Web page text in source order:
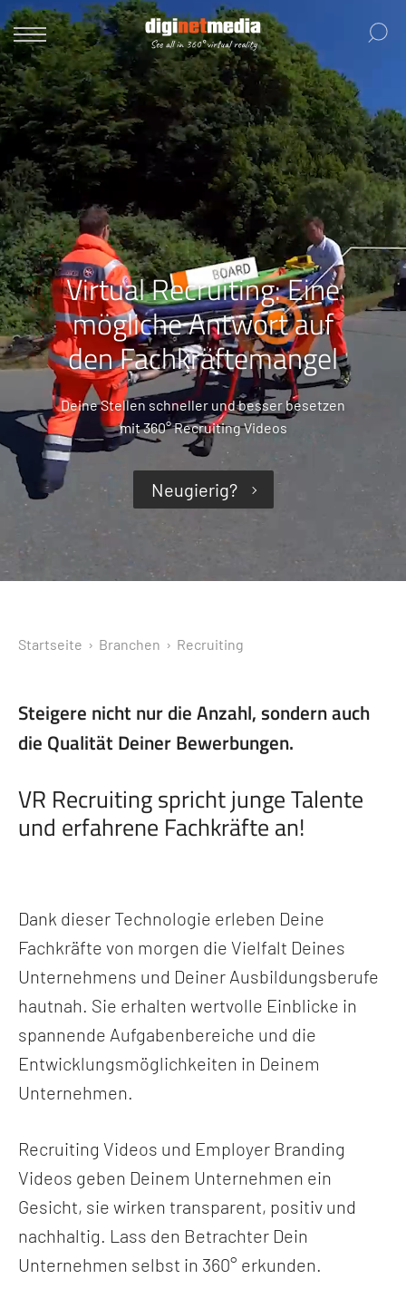
Virtual Recruiting: Eine
mögliche Antwort auf
den Fachkräftemangel
Deine Stellen schneller und besser besetzen
mit 360° Recruiting Videos
Neugierig?
Startseite › Branchen › Recruiting
Steigere nicht nur die Anzahl, sondern auch
die Qualität Deiner Bewerbungen.
VR Recruiting spricht junge Talente
und erfahrene Fachkräfte an!
Dank dieser Technologie erleben Deine
Fachkräfte von morgen die Vielfalt Deines
Unternehmens und Deiner Ausbildungsberufe
hautnah. Sie erhalten wertvolle Einblicke in
spannende Aufgabenbereiche und die
Entwicklungsmöglichkeiten in Deinem
Unternehmen.
Recruiting Videos und Employer Branding
Videos geben Deinem Unternehmen ein
Gesicht, sie wirken transparent, positiv und
nachhaltig. Lass den Betrachter Dein
Unternehmen selbst in 360° erkunden.